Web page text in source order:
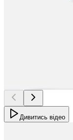
Дивитись відео